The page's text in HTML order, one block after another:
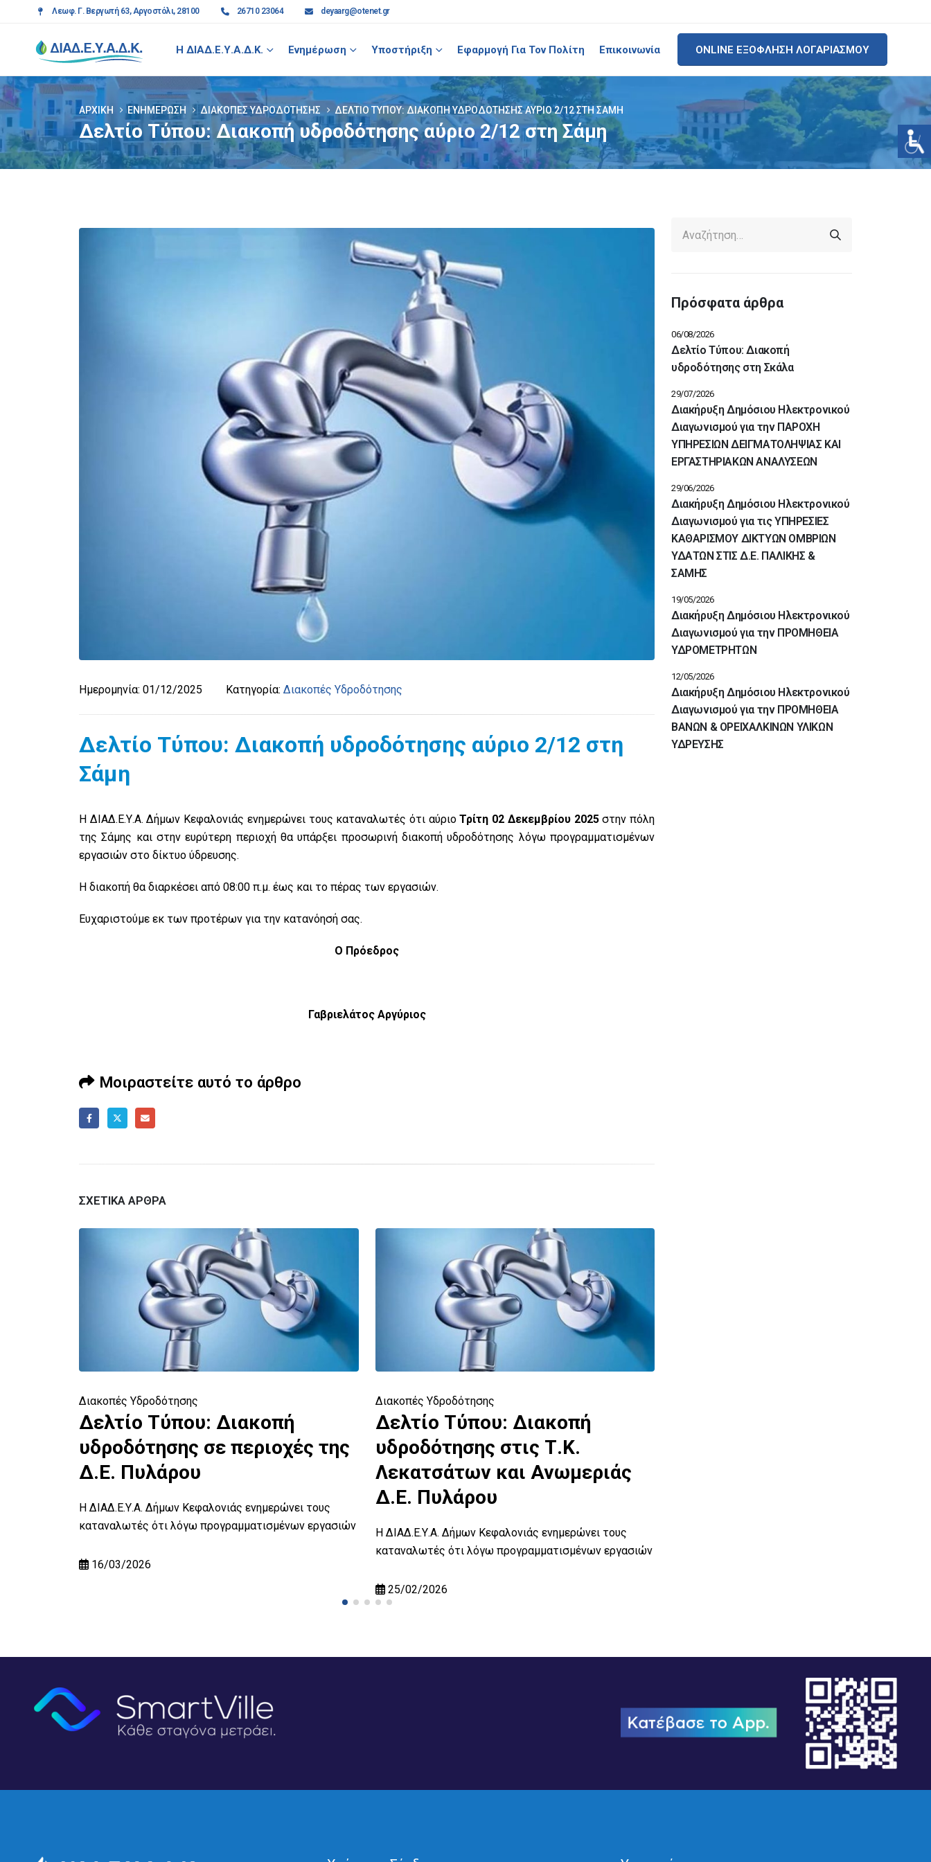
Λεωφ. Γ. Βεργωτή 63, Αργοστόλι, 28100 26710 23064 deyaarg@otenet.gr
Η ΔΙΑΔ.Ε.Υ.Α.Δ.Κ. Ενημέρωση Υποστήριξη Εφαρμογή Για Τον Πολίτη Επικοινωνία ONLINE ΕΞΟΦΛΗΣΗ ΛΟΓΑΡΙΑΣΜΟΥ
ΑΡΧΙΚΉ ΕΝΗΜΈΡΩΣΗ ΔΙΑΚΟΠΈΣ ΥΔΡΟΔΌΤΗΣΗΣ ΔΕΛΤΊΟ ΤΎΠΟΥ: ΔΙΑΚΟΠΉ ΥΔΡΟΔΌΤΗΣΗΣ ΑΎΡΙΟ 2/12 ΣΤΗ ΣΆΜΗ
Δελτίο Τύπου: Διακοπή υδροδότησης αύριο 2/12 στη Σάμη
Ημερομηνία: 01/12/2025 Κατηγορία: Διακοπές Υδροδότησης
Δελτίο Τύπου: Διακοπή υδροδότησης αύριο 2/12 στη
Σάμη
Η ΔΙΑΔ.Ε.Υ.Α. Δήμων Κεφαλονιάς ενημερώνει τους καταναλωτές ότι αύριοΤρίτη 02 Δεκεμβρίου 2025στην πόλη
της Σάμης και στην ευρύτερη περιοχή θα υπάρξει προσωρινή διακοπή υδροδότησης λόγω προγραμματισμένων
εργασιών στο δίκτυο ύδρευσης.
Η διακοπή θα διαρκέσει από 08:00 π.μ. έως και το πέρας των εργασιών.
Ευχαριστούμε εκ των προτέρων για την κατανόησή σας.
Ο Πρόεδρος
Γαβριελάτος Αργύριος
Μοιραστείτε αυτό το άρθρο
ΣΧΕΤΙΚΆ ΆΡΘΡΑ
Διακοπές Υδροδότησης
Δελτίο Τύπου: Διακοπή
υδροδότησης σε περιοχές της
Δ.Ε. Πυλάρου
Η ΔΙΑΔ.Ε.Υ.Α. Δήμων Κεφαλονιάς ενημερώνει τους
καταναλωτές ότι λόγω προγραμματισμένων εργασιών
16/03/2026
Διακοπές Υδροδότησης
Δελτίο Τύπου: Διακοπή
υδροδότησης στις Τ.Κ.
Λεκατσάτων και Ανωμεριάς
Δ.Ε. Πυλάρου
Η ΔΙΑΔ.Ε.Υ.Α. Δήμων Κεφαλονιάς ενημερώνει τους
καταναλωτές ότι λόγω προγραμματισμένων εργασιών
25/02/2026
Πρόσφατα άρθρα
Δελτίο Τύπου: Διακοπή
υδροδότησης στη Σκάλα
06/08/2026
Διακήρυξη Δημόσιου Ηλεκτρονικού
Διαγωνισμού για την ΠΑΡΟΧΗ
ΥΠΗΡΕΣΙΩΝ ΔΕΙΓΜΑΤΟΛΗΨΙΑΣ ΚΑΙ
ΕΡΓΑΣΤΗΡΙΑΚΩΝ ΑΝΑΛΥΣΕΩΝ
29/07/2026
Διακήρυξη Δημόσιου Ηλεκτρονικού
Διαγωνισμού για τις ΥΠΗΡΕΣΙΕΣ
ΚΑΘΑΡΙΣΜΟΥ ΔΙΚΤΥΩΝ ΟΜΒΡΙΩΝ
ΥΔΑΤΩΝ ΣΤΙΣ Δ.Ε. ΠΑΛΙΚΗΣ &
ΣΑΜΗΣ
29/06/2026
Διακήρυξη Δημόσιου Ηλεκτρονικού
Διαγωνισμού για την ΠΡΟΜΗΘΕΙΑ
ΥΔΡΟΜΕΤΡΗΤΩΝ
19/05/2026
Διακήρυξη Δημόσιου Ηλεκτρονικού
Διαγωνισμού για την ΠΡΟΜΗΘΕΙΑ
ΒΑΝΩΝ & ΟΡΕΙΧΑΛΚΙΝΩΝ ΥΛΙΚΩΝ
ΥΔΡΕΥΣΗΣ
12/05/2026